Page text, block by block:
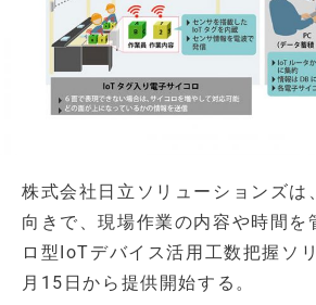
株式会社日立ソリューションズは
向きで、現場作業の内容や時間を
ロ型IoTデバイス活用工数把握ソ
月15日から提供開始する。